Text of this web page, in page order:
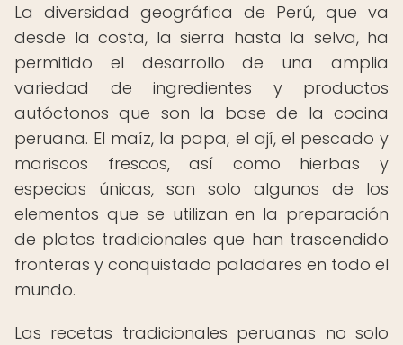
La diversidad geográfica de Perú, que va
desde la costa, la sierra hasta la selva, ha
permitido el desarrollo de una amplia
variedad de ingredientes y productos
autóctonos que son la base de la cocina
peruana. El maíz, la papa, el ají, el pescado y
mariscos frescos, así como hierbas y
especias únicas, son solo algunos de los
elementos que se utilizan en la preparación
de platos tradicionales que han trascendido
fronteras y conquistado paladares en todo el
mundo.
Las recetas tradicionales peruanas no solo